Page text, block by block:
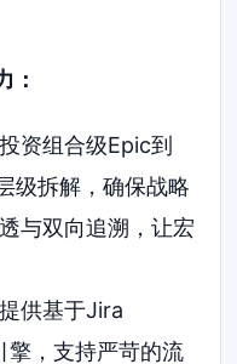
：
资组合级Epic到
级拆解，确保战略
与双向追溯，让宏
提供基于Jira
，支持严苛的流